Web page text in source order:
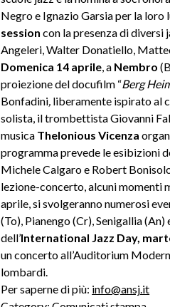
Negro e Ignazio Garsia per la
session con la presenza di
Angeleri, Walter Donatiello,
Domenica 14 aprile,a Nembro
proiezione del docufilm “Berg
Bonfadini, liberamente ispirato al
solista, il trombettista Giovanni
musica Thelonious Vicenza
programma prevede le esibizioni
Michele Calgaro e Robert
lezione-concerto, alcuni momenti
aprile, si svolgeranno numerosi
(To), Pianengo (Cr), Senigallia
dell’International Jazz Day,
un concerto all’Auditorium
lombardi.
Per saperne di più: info@ansj.it